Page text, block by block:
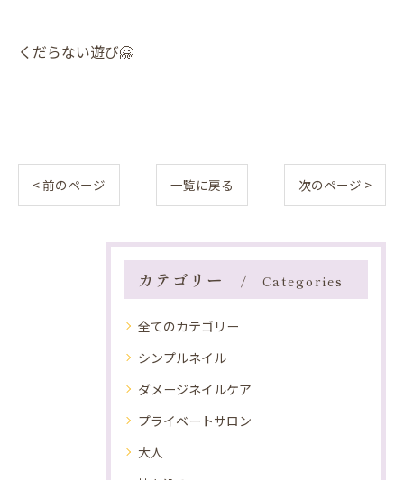
くだらない遊び🤗
< 前のページ 一覧に戻る 次のページ >
カテゴリー Categories
全てのカテゴリー
シンプルネイル
ダメージネイルケア
プライベートサロン
大人